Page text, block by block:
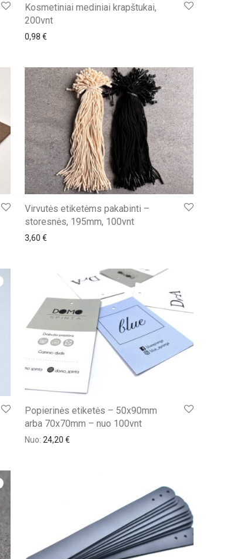
Kosmetiniai mediniai krapštukai,
200vnt
0,98 €
Virvutės etiketėms pakabinti –
storesnės, 195mm, 100vnt
3,60 €
Popierinės etiketės – 50x90mm
arba 70x70mm – nuo 100vnt
Nuo: 24,20 €